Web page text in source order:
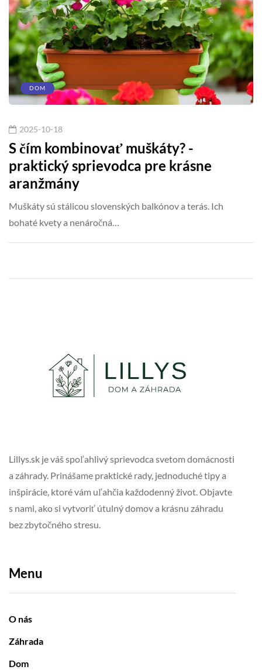
DOM
2025-10-18
S čím kombinovať muškáty? -
praktický sprievodca pre krásne
aranžmány
Muškáty sú stálicou slovenských balkónov a terás. Ich
bohaté kvety a nenáročná…
Lillys.sk je váš spoľahlivý sprievodca svetom domácnosti
a záhrady. Prinášame praktické rady, jednoduché tipy a
inšpirácie, ktoré vám uľahčia každodenný život. Objavte
s nami, ako si vytvoriť útulný domov a krásnu záhradu
bez zbytočného stresu.
Menu
O nás
Záhrada
Dom